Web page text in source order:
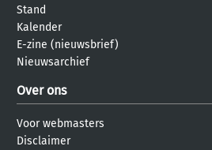
Stand
Kalender
E-zine (nieuwsbrief)
Nieuwsarchief
Over ons
Voor webmasters
Disclaimer